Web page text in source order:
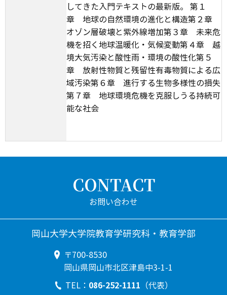
してきた入門テキストの最新版。 第１
章 地球の自然環境の進化と構造第２章
オゾン層破壊と紫外線増加第３章 未来危
機を招く地球温暖化・気候変動第４章 越
境大気汚染と酸性雨・環境の酸性化第５
章 放射性物質と残留性有毒物質による広
域汚染第６章 進行する生物多様性の損失
第７章 地球環境危機を克服しうる持続可
能な社会
CONTACT
岡山大学大学院教育学研究科・教育学部
〒700-8530
岡山県岡山市北区津島中3-1-1
TEL： 086-252-1111 （代表）